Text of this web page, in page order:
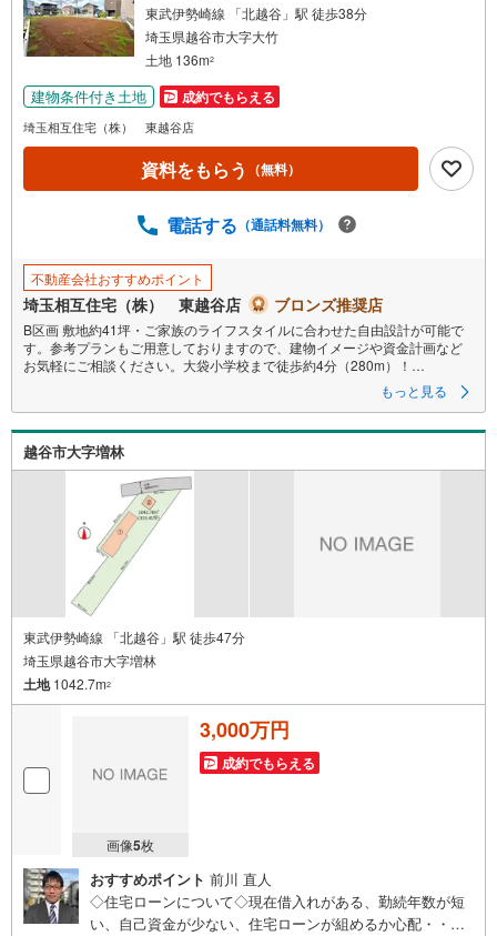
東武伊勢崎線 「北越谷」駅 徒歩38分
埼玉県越谷市大字大竹
土地 136m2
建物条件付き土地 成約でもらえる
埼玉相互住宅（株） 東越谷店
資料をもらう （無料）
電話する （通話料無料）
不動産会社おすすめポイント
埼玉相互住宅（株） 東越谷店 ブロンズ推奨店
B区画 敷地約41坪・ご家族のライフスタイルに合わせた自由設計が可能で
す。参考プランもご用意しておりますので、建物イメージや資金計画など
お気軽にご相談ください。大袋小学校まで徒歩約4分（280m）！
”当社施工現場・ショールームをご案内いたします。初めての購入も、マン
ションからの住み替えにもご検討ください！
”現地をご見学希望の方、お電話いただければ平日でもご案内いたします！
”詳細は 埼玉相互住宅（株）東越谷店までお気軽にご連絡ください。
もっと見る
越谷市大字増林
東武伊勢崎線 「北越谷」駅 徒歩47分
埼玉県越谷市大字増林
土地1042.7m2
画像5枚
3,000万円
成約でもらえる
おすすめポイント 前川 直人
◇住宅ローンについて◇現在借入れがある、勤続年数が短
い、自己資金が少ない、住宅ローンが組めるか心配・・・